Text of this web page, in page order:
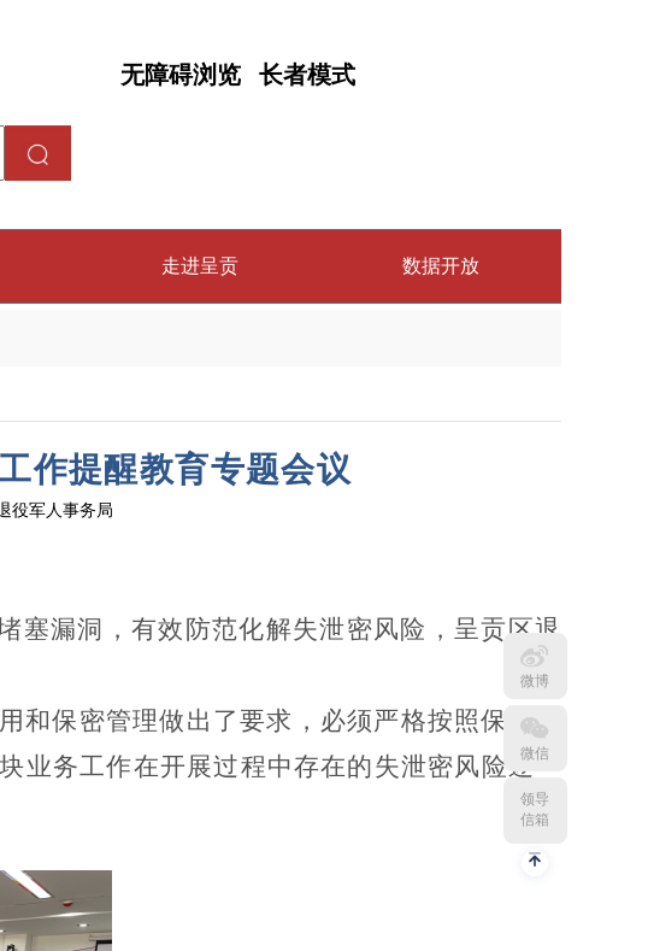
长者模式
无障碍浏览
走进呈贡 数据开放
微博
微信
领导
信箱
作提醒教育专题会议
军人事务局
塞漏洞，有效防范化解失泄密风险，呈贡区退
保密管理做出了要求，必须严格按照保密工
务工作在开展过程中存在的失泄密风险逐一